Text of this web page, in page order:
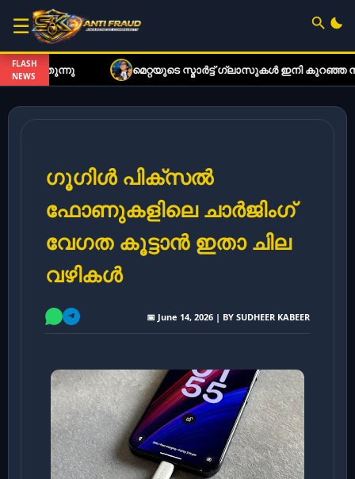
☰
FLASH
NEWS
മെറ്റയുടെ സ്മാർട്ട് ഗ്ലാസുകൾ ഇനി കുറഞ്ഞ നിരക്കിൽ;
ഗൂഗിൾ പിക്സൽ
ഫോണുകളിലെ ചാർജിംഗ്
വേഗത കൂട്ടാൻ ഇതാ ചില
വഴികൾ
📅 June 14, 2026 | BY SUDHEER KABEER